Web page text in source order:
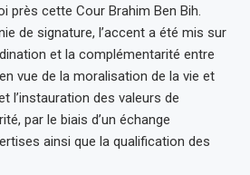
près cette Cour Brahim Ben Bih.
de signature, l’accent a été mis sur
et la complémentarité entre
vue de la moralisation de la vie et
l’instauration des valeurs de
par le biais d’un échange
ainsi que la qualification des